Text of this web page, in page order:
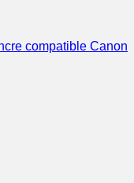
compatible Canon